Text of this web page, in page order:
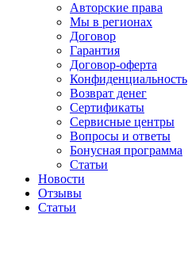
Авторские права
Мы в регионах
Договор
Гарантия
Договор-оферта
Конфиденциальность
Возврат денег
Сертификаты
Сервисные центры
Вопросы и ответы
Бонусная программа
Статьи
Новости
Отзывы
Статьи